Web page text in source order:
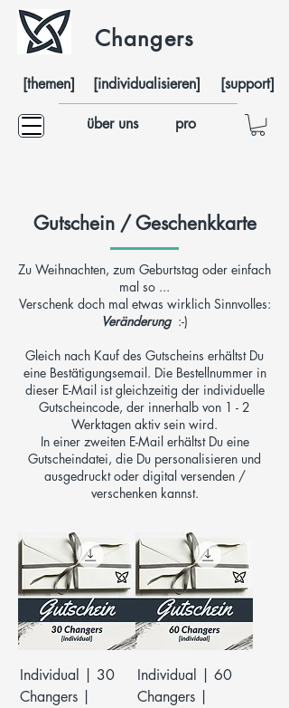
[themen] [individualisieren] [support]
über uns pro
Changers
Gutschein / Geschenkkarte
Zu Weihnachten, zum Geburtstag oder einfach
mal so ...
Verschenk doch mal etwas wirklich Sinnvolles:
Veränderung :-)
Gleich nach Kauf des Gutscheins erhältst Du
eine Bestätigungsemail. Die Bestellnummer in
dieser E-Mail ist gleichzeitig der individuelle
Gutscheincode, der innerhalb von 1 - 2
Werktagen aktiv sein wird.
In einer zweiten E-Mail erhältst Du eine
Gutscheindatei, die Du personalisieren und
ausgedruckt oder digital versenden /
verschenken kannst.
Individual | 30
Changers |
Individual | 60
Changers |